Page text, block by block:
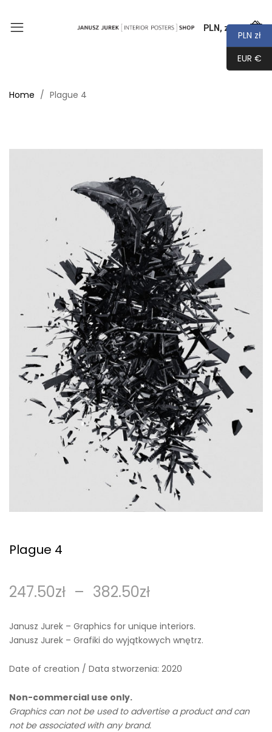
PLN, zł
0
Home Plague 4
Plague 4
247.50zł – 382.50zł
Janusz Jurek – Graphics for unique interiors.
Janusz Jurek – Grafiki do wyjątkowych wnętrz.
Date of creation / Data stworzenia: 2020
Non-commercial use only.
Graphics can not be used to advertise a product and can
not be associated with any brand.
PLN zł
EUR €